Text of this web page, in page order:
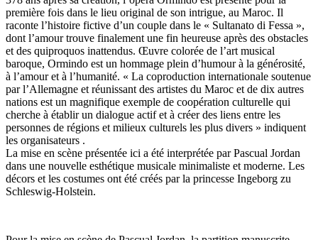
première fois dans le lieu original de son intrigue, au Maroc. Il
raconte l’histoire fictive d’un couple dans le « Sultanato di Fessa »,
dont l’amour trouve finalement une fin heureuse après des obstacles
et des quiproquos inattendus. Œuvre colorée de l’art musical
baroque, Ormindo est un hommage plein d’humour à la générosité,
à l’amour et à l’humanité. « La coproduction internationale soutenue
par l’Allemagne et réunissant des artistes du Maroc et de dix autres
nations est un magnifique exemple de coopération culturelle qui
cherche à établir un dialogue actif et à créer des liens entre les
personnes de régions et milieux culturels les plus divers » indiquent
les organisateurs .
La mise en scène présentée ici a été interprétée par Pascual Jordan
dans une nouvelle esthétique musicale minimaliste et moderne. Les
décors et les costumes ont été créés par la princesse Ingeborg zu
Schleswig-Holstein.